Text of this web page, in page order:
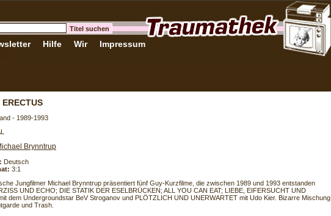
Hilfe Wir Impressum
ERECTUS
- 1989-1993
Brynntrup
Deutsch
3:1
Jungfilmer Michael Brynntrup präsentiert fünf Guy-Kurzfilme, die zwischen 1989 und 1993 entstanden
UND ECHO; DIE STATIK DER ESELBRÜCKEN; ALL YOU CAN EAT; LIEBE, EIFERSUCHT UND
dem Undergroundstar BeV Stroganov und PLÖTZLICH UND UNERWARTET mit Udo Kier. Bizarre Mischung
und Trash.